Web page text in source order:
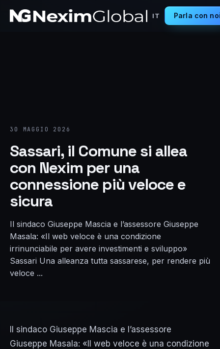
IT Parla con
30 MAGGIO 2026
Sassari, il Comune si allea
con Nexim per una
connessione più veloce e
sicura
Il sindaco Giuseppe Mascia e l’assessore Giuseppe
Masala: «Il web veloce è una condizione
irrinunciabile per avere investimenti e sviluppo»
Sassari Una alleanza tutta sassarese, per rendere più
veloce ...
Il sindaco Giuseppe Mascia e l’assessore
Giuseppe Masala: «Il web veloce è una condizione